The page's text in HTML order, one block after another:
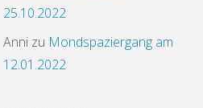
25.10.2022
Anni zu Mondspaziergang am
12.01.2022